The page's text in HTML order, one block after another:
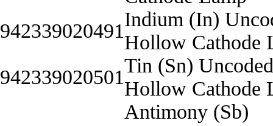
942339020491
Indium (In)
Hollow Cathode
942339020501
Tin (Sn) Uncoded
Hollow Cathode
Antimony (Sb)